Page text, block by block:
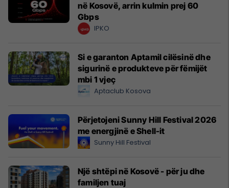
në Kosovë, arrin kulmin prej 60
Gbps
IPKO
Si e garanton Aptamil cilësinë dhe
sigurinë e produkteve për fëmijët
mbi 1 vjeç
Aptaclub Kosova
Përjetojeni Sunny Hill Festival 2026
me energjinë e Shell-it
Sunny Hill Festival
Një shtëpi në Kosovë - për ju dhe
familjen tuaj